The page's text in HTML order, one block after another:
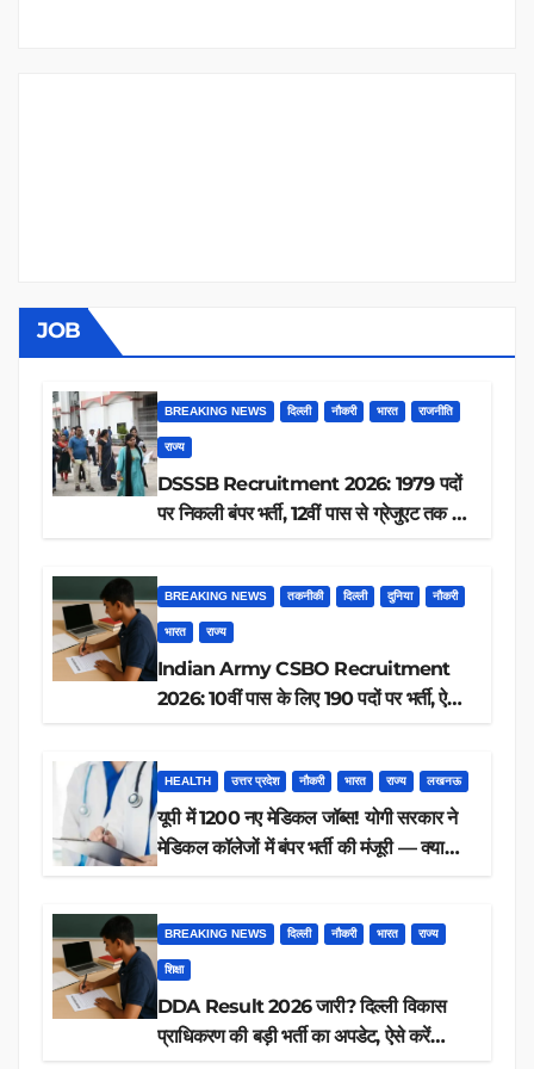
JOB
BREAKING NEWS दिल्ली नौकरी भारत राजनीति
राज्य
DSSSB Recruitment 2026: 1979 पदों
पर निकली बंपर भर्ती, 12वीं पास से ग्रेजुएट तक करें
BREAKING NEWS तकनीकी दिल्ली दुनिया नौकरी
भारत राज्य
Indian Army CSBO Recruitment
2026: 10वीं पास के लिए 190 पदों पर भर्ती, ऐसे
HEALTH उत्तर प्रदेश नौकरी भारत राज्य लखनऊ
यूपी में 1200 नए मेडिकल जॉब्स! योगी सरकार ने
मेडिकल कॉलेजों में बंपर भर्ती की मंजूरी — क्या
BREAKING NEWS दिल्ली नौकरी भारत राज्य
शिक्षा
DDA Result 2026 जारी? दिल्ली विकास
प्राधिकरण की बड़ी भर्ती का अपडेट, ऐसे करें